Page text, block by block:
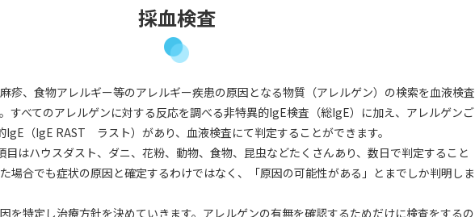
採血検査
疹、食物アレルギー等のアレルギー疾患の原因となる物質（アレルゲン）の検索を血液検査
すべてのアレルゲンに対する反応を調べる非特異的IgE検査（総IgE）に加え、アレルゲンご
IgE（IgE RAST ラスト）があり、血液検査にて判定することができます。
はハウスダスト、ダニ、花粉、動物、食物、昆虫などたくさんあり、数日で判定すること
場合でも症状の原因と確定するわけではなく、「原因の可能性がある」とまでしか判明しま
を特定し治療方針を決めていきます。アレルゲンの有無を確認するためだけに検査をするの